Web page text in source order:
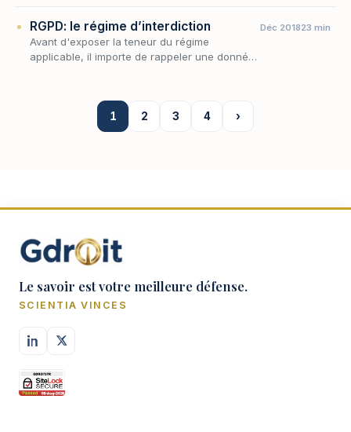
et exploit…
RGPD: le régime d’interdiction
Avant d'exposer la teneur du régime
applicable, il importe de rappeler une donnée
physiques su…
Déc 201823 min
1 2 3 4 ›
Le savoir est votre meilleure défense.
SCIENTIA VINCES